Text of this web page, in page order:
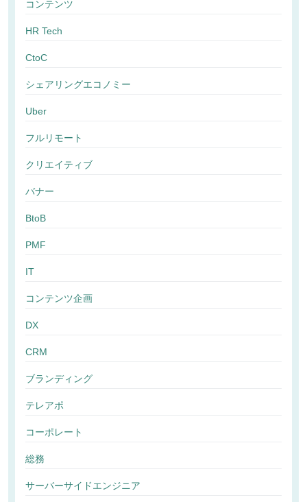
コンテンツ
HR Tech
CtoC
シェアリングエコノミー
Uber
フルリモート
クリエイティブ
バナー
BtoB
PMF
IT
コンテンツ企画
DX
CRM
ブランディング
テレアポ
コーポレート
総務
サーバーサイドエンジニア